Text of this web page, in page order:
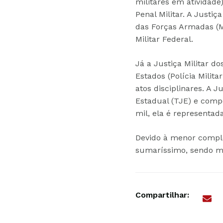
Penal Militar. A
das Forças Armadas
Militar Federal.
Já a Justiça Militar
Estados (Polícia
atos disciplinares. A
Estadual (TJE) e
mil, ela é
Devido à menor
sumaríssimo, sendo
Compartilhar: